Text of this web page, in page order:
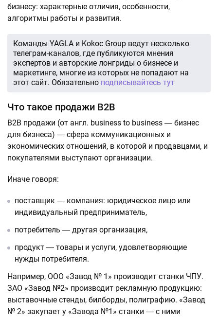
бизнесу: характерные отличия, особенности,
алгоритмы работы и развития.
Команды YAGLA и Kokoc Group ведут несколько
телеграм-каналов, где публикуются мнения
экспертов и авторские лонгриды о бизнесе и
маркетинге, многие из которых не попадают на
этот сайт. Обязательно подписывайтесь тут
Что такое продажи B2B
B2B продажи (от англ. business to business ― бизнес
для бизнеса) ― сфера коммуникационных и
экономических отношений, в которой и продавцами, и
покупателями выступают организации.
Иначе говоря:
поставщик ― компания: юридическое лицо или
индивидуальный предприниматель,
потребитель ― другая организация,
продукт ― товары и услуги, удовлетворяющие
нужды потребителя.
Например, ООО «Завод № 1» производит станки ЧПУ.
ЗАО «Завод №2» производит рекламную продукцию:
выставочные стенды, билборды, полиграфию. «Завод
№ 2» закупает у «Завода №1» станки ― с ними